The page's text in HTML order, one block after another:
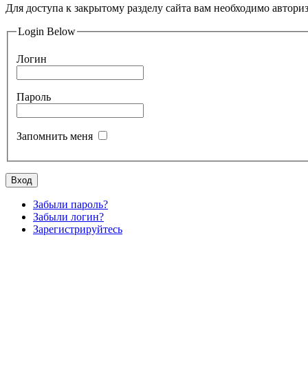
Для доступа к закрытому разделу сайта вам необходимо
Login Below
Логин
Пароль
Запомнить меня
Вход
Забыли пароль?
Забыли логин?
Зарегистрируйтесь